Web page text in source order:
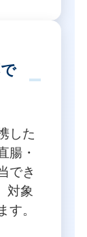
した
腸・
でき
対象
。